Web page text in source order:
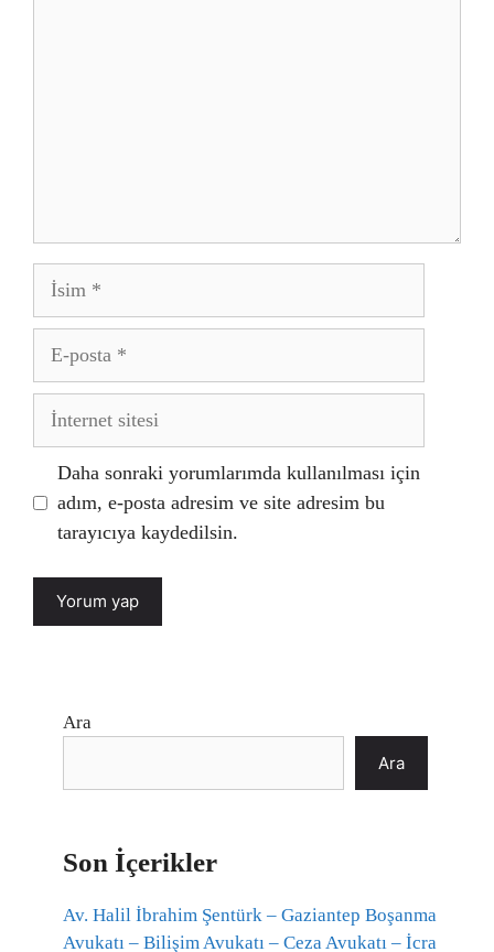
İsim
posta
İnternet
Daha sonraki yorumlarımda kullanılması için
adım, e-posta adresim ve site adresim bu
tarayıcıya kaydedilsin.
Ara
Ara
Son İçerikler
Av. Halil İbrahim Şentürk – Gaziantep Boşanma
Avukatı – Bilişim Avukatı – Ceza Avukatı – İcra